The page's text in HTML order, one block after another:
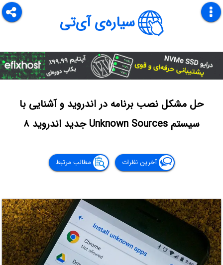
سیاره‌ی آی‌تی
حل مشکل نصب برنامه در اندروید و آشنایی با
سیستم Unknown Sources جدید اندروید ۸
آخرین نظرات مطالب مرتبط